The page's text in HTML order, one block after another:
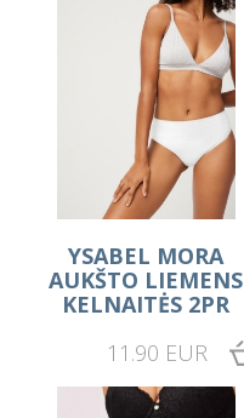
YSABEL MORA
AUKŠTO LIEMENS
KELNAITĖS 2PR
11.90 EUR